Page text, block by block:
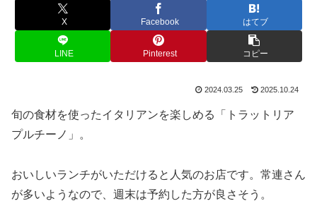
X Facebook はてブ
LINE Pinterest コピー
2024.03.25 2025.10.24
旬の食材を使ったイタリアンを楽しめる「トラットリア
プルチーノ」。
おいしいランチがいただけると人気のお店です。常連さん
が多いようなので、週末は予約した方が良さそう。